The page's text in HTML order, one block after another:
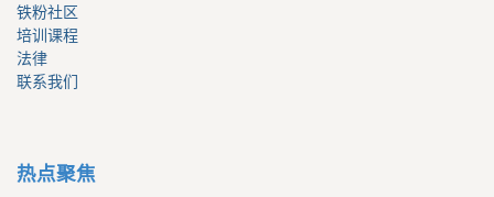
铁粉社区
培训课程
法律
联系我们
热点聚焦